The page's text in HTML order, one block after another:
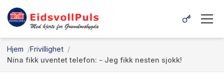
Hjem
Frivillighet
Nina fikk uventet telefon: - Jeg fikk nesten sjokk!